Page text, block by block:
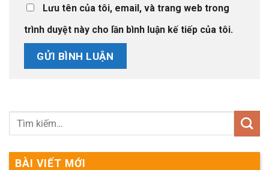
Lưu tên của tôi, email, và trang web trong
trình duyệt này cho lần bình luận kế tiếp của tôi.
BÀI VIẾT MỚI